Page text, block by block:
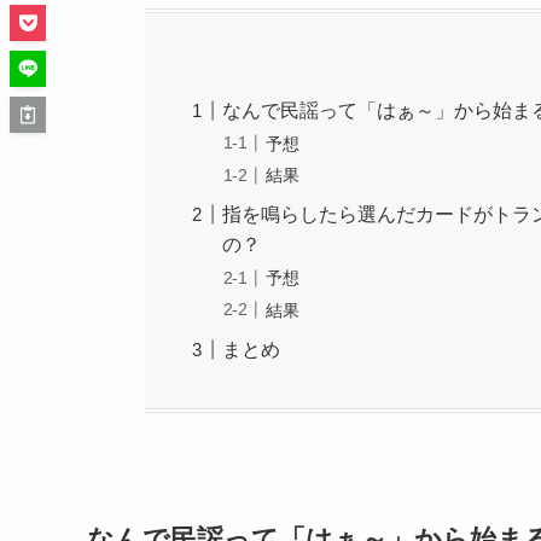
なんで民謡って「はぁ～」から始ま
予想
結果
指を鳴らしたら選んだカードがト
の？
予想
結果
まとめ